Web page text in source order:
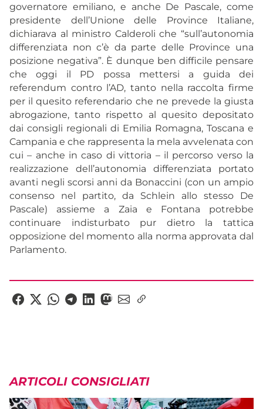
governatore emiliano, e anche De Pascale, come
presidente dell’Unione delle Province Italiane,
dichiarava al ministro Calderoli che “sull’autonomia
differenziata non c’è da parte delle Province una
posizione negativa”. È dunque ben difficile pensare
che oggi il PD possa mettersi a guida dei
referendum contro l’AD, tanto nella raccolta firme
per il quesito referendario che ne prevede la giusta
abrogazione, tanto rispetto al quesito depositato
dai consigli regionali di Emilia Romagna, Toscana e
Campania e che rappresenta la mela avvelenata con
cui – anche in caso di vittoria – il percorso verso la
realizzazione dell’autonomia differenziata portato
avanti negli scorsi anni da Bonaccini (con un ampio
consenso nel partito, da Schlein allo stesso De
Pascale) assieme a Zaia e Fontana potrebbe
continuare indisturbato pur dietro la tattica
opposizione del momento alla norma approvata dal
Parlamento.
ARTICOLI CONSIGLIATI